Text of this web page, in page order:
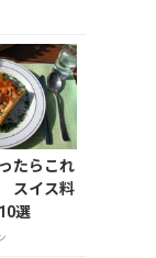
たらこれ
スイス料
選